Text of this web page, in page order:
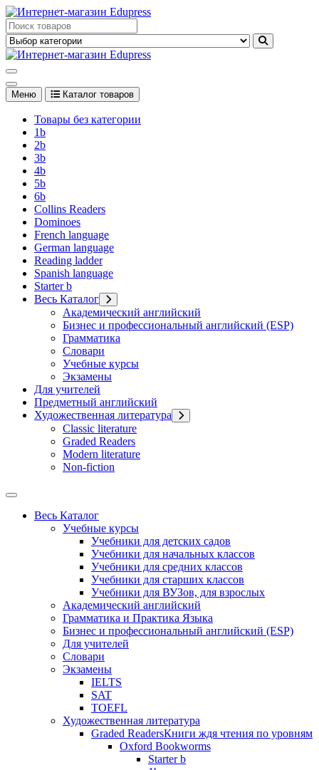
Перейти
к
содержимому
Edupress Uzbekistan, Edupress Узбекистан, книги, учебники на
английском языке
английском языке
Меню Каталог товаров
Товары без категории
1b
2b
3b
4b
5b
6b
Collins Readers
Dominoes
French language
German language
Reading ladder
Spanish language
Starter b
Весь Каталог
Академический английский
Бизнес и профессиональный английский (ESP)
Грамматика
Словари
Учебные курсы
Экзамены
Для учителей
Предметный английский
Художественная литература
Classic literature
Graded Readers
Modern literature
Non-fiction
Весь Каталог
Учебные курсы
Учебники для детских садов
Учебники для начальных классов
Учебники для средних классов
Учебники для старших классов
Учебники для ВУЗов, для взрослых
Академический английский
Грамматика и Практика Языка
Бизнес и профессиональный английский (ESP)
Для учителей
Словари
Экзамены
IELTS
SAT
TOEFL
Художественная литература
Graded ReadersКниги ждя чтения по уровням
Oxford Bookworms
Starter b